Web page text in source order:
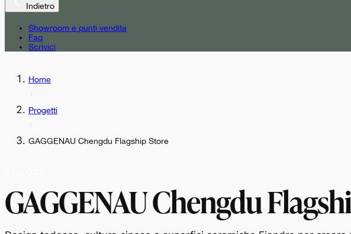
Indietro
Showroom e punti vendita
Faq
Scrivici
Home
Progetti
GAGGENAU Chengdu Flagship Store
GAGGENAU Chengdu